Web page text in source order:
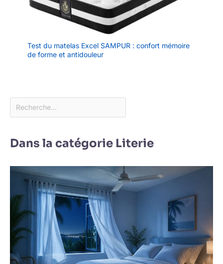
Test du matelas Excel SAMPUR : confort mémoire
de forme et antidouleur
Dans la catégorie Literie